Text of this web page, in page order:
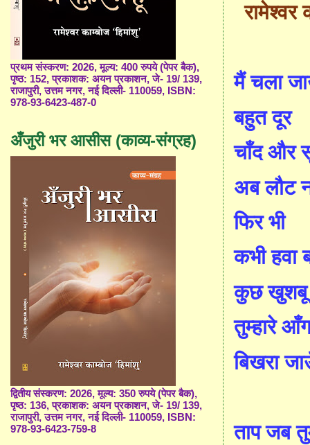
रामेश्वर
मैं चला
बहुत दूर
चाँद और
अब लौट
फिर भी
कभी हवा
कुछ खुशबू
तुम्हारे
बिखरा
ताप जब
प्रथम संस्करण: 2026, मूल्य: 400 रुपये (पेपर बैक),
पृष्ठ: 152, प्रकाशक: अयन प्रकाशन, जे- 19/ 139,
राजापुरी, उत्तम नगर, नई दिल्ली- 110059, ISBN:
978-93-6423-487-0
अँजुरी भर आसीस (काव्य-संग्रह)
द्वितीय संस्करण: 2026, मूल्य: 350 रुपये (पेपर बैक),
पृष्ठ: 136, प्रकाशक: अयन प्रकाशन, जे- 19/ 139,
राजापुरी, उत्तम नगर, नई दिल्ली- 110059, ISBN:
978-93-6423-759-8